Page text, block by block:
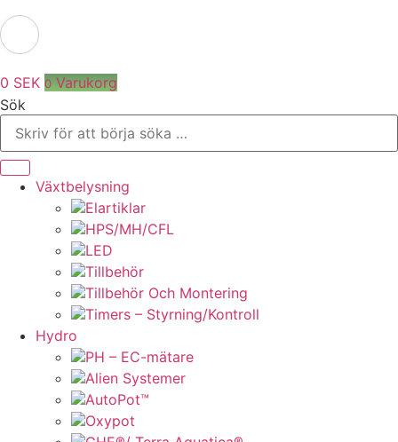
0 SEK 0 Varukorg
Sök
Växtbelysning
Elartiklar
HPS/MH/CFL
LED
Tillbehör
Tillbehör Och Montering
Timers – Styrning/Kontroll
Hydro
PH – EC-mätare
Alien Systemer
AutoPot™
Oxypot